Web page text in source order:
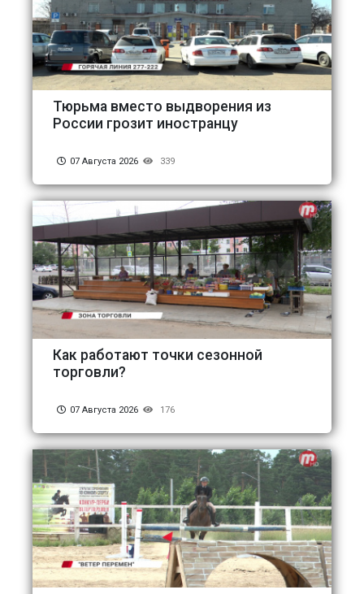
Тюрьма вместо выдворения из
России грозит иностранцу
07 Августа 2026 339
Как работают точки сезонной
торговли?
07 Августа 2026 176